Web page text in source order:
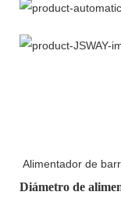
Alimentador de
Diámetro de